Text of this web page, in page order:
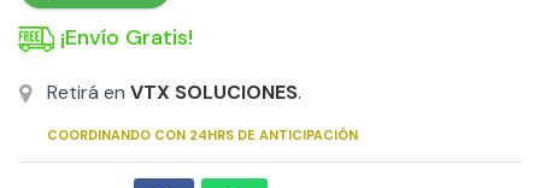
¡Envío Gratis!
Retirá en VTX SOLUCIONES.
COORDINANDO CON 24HRS DE ANTICIPACIÓN